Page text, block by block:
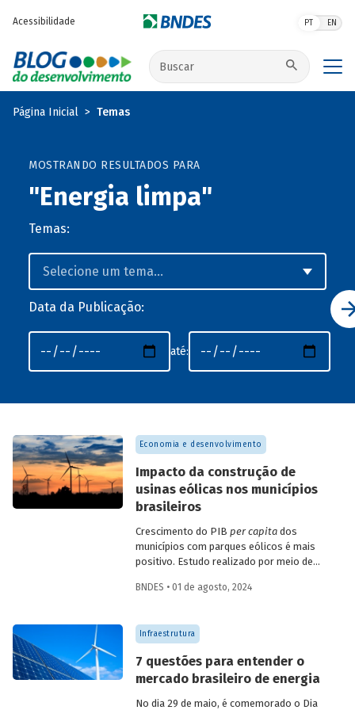
Acessibilidade PT EN
Buscar no site
Página Inicial Temas
MOSTRANDO RESULTADOS PARA
"Energia limpa"
Temas:
Data da Publicação:
até:
Economia e desenvolvimento
Impacto da construção de
usinas eólicas nos municípios
brasileiros
Crescimento do PIB per capitados
municípios com parques eólicos é mais
positivo. Estudo realizado por meio de
resultados mais significativos dois a três
dispersão posterior.
BNDES • 01 de agosto, 2024
Infraestrutura
7 questões para entender o
mercado brasileiro de energia
No dia 29 de maio, é comemorado o Dia